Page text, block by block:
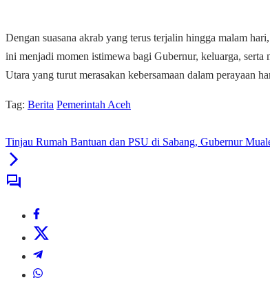
Dengan suasana akrab yang terus terjalin hingga malam
ini menjadi momen istimewa bagi Gubernur, keluarga, serta
Utara yang turut merasakan kebersamaan dalam perayaan
Tag: Berita Pemerintah Aceh
Tinjau Rumah Bantuan dan PSU di Sabang, Gubernur